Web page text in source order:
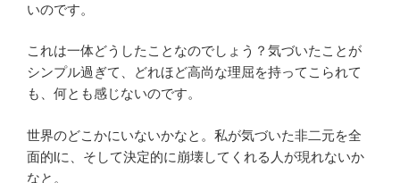
いのです。
これは一体どうしたことなのでしょう？気づいたことが
シンプル過ぎて、どれほど高尚な理屈を持ってこられて
も、何とも感じないのです。
世界のどこかにいないかなと。私が気づいた非二元を全
面的lに、そして決定的に崩壊してくれる人が現れないか
なと。